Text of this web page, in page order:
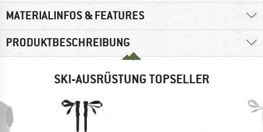
MATERIALINFOS & FEATURES
PRODUKTBESCHREIBUNG
SKI-AUSRÜSTUNG TOPSELLER